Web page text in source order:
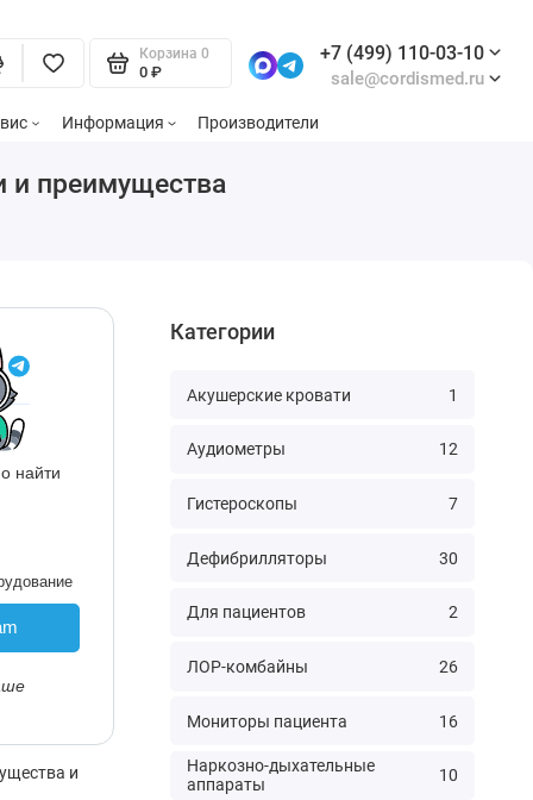
Корзина 0
0 ₽
+7 (499) 110-03-10
sale@cordismed.ru
Информация Производители
и преимущества
найти
и
Категории
Акушерские кровати 1
Аудиометры 12
Гистероскопы 7
Дефибрилляторы 30
Для пациентов 2
ЛОР-комбайны 26
Мониторы пациента 16
Наркозно-дыхательные
аппараты
10